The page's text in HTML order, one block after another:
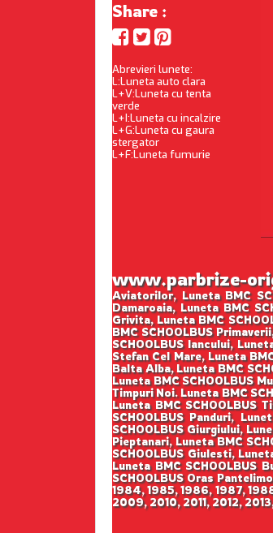
Share :
Abrevieri lunete:
L:Luneta auto clara
L+V:Luneta cu tenta
verde
L+I:Luneta cu incalzire
L+G:Luneta cu gaura
stergator
L+F:Luneta fumurie
www.parbrize-
Aviatorilor, Luneta BMC
Damaroaia, Luneta BMC
Grivita, Luneta BMC
BMC SCHOOLBUS
SCHOOLBUS Iancului,
Stefan Cel Mare, Luneta
Balta Alba, Luneta BMC
Luneta BMC SCHOOLBUS
Timpuri Noi. Luneta BMC
Luneta BMC SCHOOLBUS
SCHOOLBUS Panduri,
SCHOOLBUS Giurgiului,
Pieptanari, Luneta BMC
SCHOOLBUS Giulesti,
Luneta BMC SCHOOLBUS
SCHOOLBUS Oras
1984, 1985, 1986, 1987,
2009, 2010, 2011, 2012,